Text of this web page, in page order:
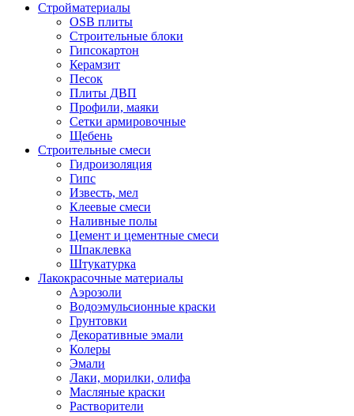
Стройматериалы
OSB плиты
Строительные блоки
Гипсокартон
Керамзит
Песок
Плиты ДВП
Профили, маяки
Сетки армировочные
Щебень
Строительные смеси
Гидроизоляция
Гипс
Известь, мел
Клеевые смеси
Наливные полы
Цемент и цементные смеси
Шпаклевка
Штукатурка
Лакокрасочные материалы
Аэрозоли
Водоэмульсионные краски
Грунтовки
Декоративные эмали
Колеры
Эмали
Лаки, морилки, олифа
Масляные краски
Растворители